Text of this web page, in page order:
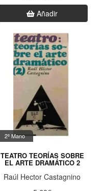
Añadir
2ª Mano
TEATRO TEORÍAS SOBRE
EL ARTE DRAMÁTICO 2
Raúl Hector Castagnino